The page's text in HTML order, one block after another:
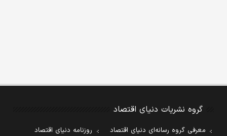
گروه نشریات دنیای اقتصاد
معرفی گروه رسانه‌ای دنیای اقتصاد
روزنامه دنیای اقتصاد